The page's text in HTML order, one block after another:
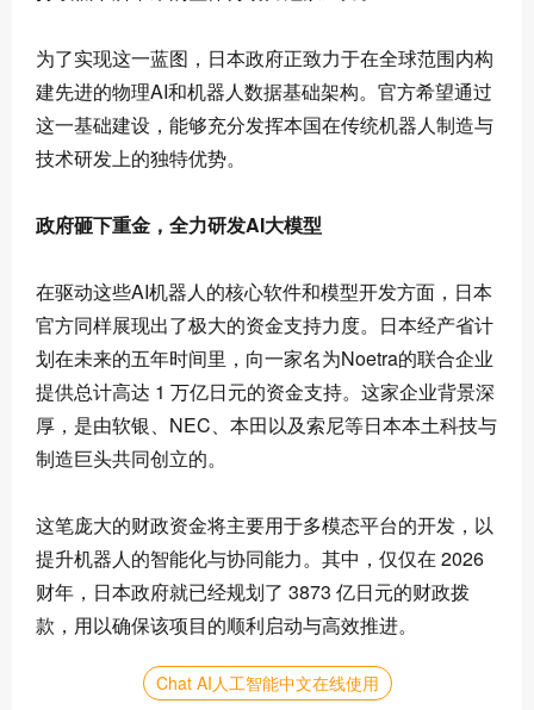
为了实现这一蓝图，日本政府正致力于在全球范围内构
建先进的物理AI和机器人数据基础架构。官方希望通过
这一基础建设，能够充分发挥本国在传统机器人制造与
技术研发上的独特优势。
政府砸下重金，全力研发AI大模型
在驱动这些AI机器人的核心软件和模型开发方面，日本
官方同样展现出了极大的资金支持力度。日本经产省计
划在未来的五年时间里，向一家名为Noetra的联合企业
提供总计高达 1 万亿日元的资金支持。这家企业背景深
厚，是由软银、NEC、本田以及索尼等日本本土科技与
制造巨头共同创立的。
这笔庞大的财政资金将主要用于多模态平台的开发，以
提升机器人的智能化与协同能力。其中，仅仅在 2026
财年，日本政府就已经规划了 3873 亿日元的财政拨
款，用以确保该项目的顺利启动与高效推进。
Chat AI人工智能中文在线使用